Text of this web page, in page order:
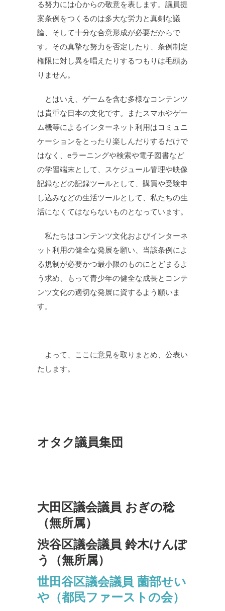
る努力には心からの敬意を表します。議員提
案条例をつくるのは多大な労力と真剣な議
論、そして十分な合意形成が必要だからで
す。その真摯な努力を否定したり、条例制定
権限に対し異を唱えたりするつもりは毛頭あ
りません。
とはいえ、ゲームを含む多様なコンテンツ
は貴重な日本の文化です。またスマホやゲー
ム機等によるインターネット利用はコミュニ
ケーションをとったり楽しんだりするだけで
はなく、eラーニングや検索や電子図書など
の学習端末として、スケジュール管理や映像
記録などの記録ツールとして、購買や受験申
し込みなどの生活ツールとして、私たちの生
活になくてはならないものとなっています。
私たちはコンテンツ文化およびインターネ
ット利用の健全な発展を願い、当該条例によ
る規制が必要かつ最小限のものにとどまるよ
う求め、もって青少年の健全な成長とコンテ
ンツ文化の適切な発展に資するよう願いま
す。
よって、ここに意見を取りまとめ、公表い
たします。
オタク議員集団
大田区議会議員 おぎの稔
（無所属）
渋谷区議会議員 鈴木けんぽ
う（無所属）
世田谷区議会議員 薗部せい
や（都民ファーストの会）